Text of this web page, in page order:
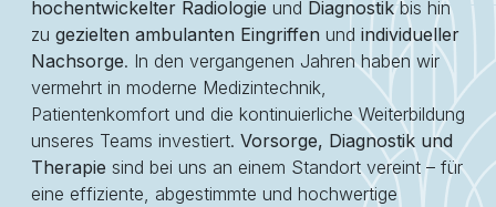
hochentwickelter Radiologie und Diagnostikbis hin
zu gezielten ambulanten Eingriffen und individueller
Nachsorge. In den vergangenen Jahren haben wir
vermehrt in moderne Medizintechnik,
Patientenkomfort und die kontinuierliche Weiterbildung
unseres Teams investiert. Vorsorge, Diagnostik und
Therapie sind bei uns an einem Standort vereint – für
eine effiziente, abgestimmte und hochwertige